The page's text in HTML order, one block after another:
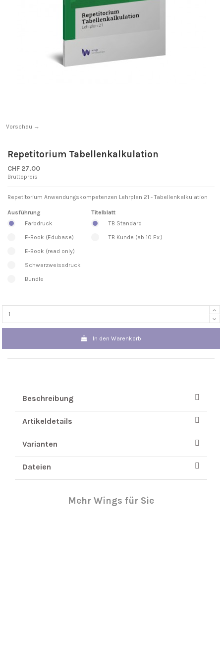
Vorschau →
Repetitorium Tabellenkalkulation
CHF 27.00
Bruttopreis
Repetitorium Anwendungskompetenzen Lehrplan 21 - Tabellenkalkulation
Ausführung
Farbdruck
E-Book (Edubase)
E-Book (read only)
Schwarzweissdruck
Bundle
Titelblatt
TB Standard
TB Kunde (ab 10 Ex.)
In den Warenkorb
Beschreibung
Artikeldetails
Varianten
Dateien
Mehr Wings für Sie